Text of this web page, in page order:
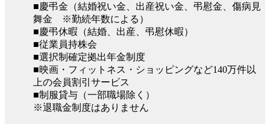
■慶弔金（結婚祝い金、出産祝い金、弔慰金、傷病見
舞金 ※勤続年数による）
■慶弔休暇（結婚、出産、弔慰休暇）
■従業員持株会
■選択制確定拠出年金制度
■映画・フィットネス・ショッピングなど140万件以
上の会員割引サービス
■制服貸与（一部職場除く）
※退職金制度はありません